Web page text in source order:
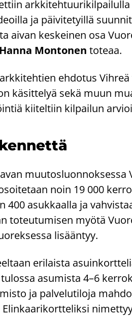
ja päi­vi­te­tyil­lä
aivan kes­kei­nen osa
Hanna Mon­to­nen to­te­aa.
eh­do­tus
kä­sit­te­lyä sekä muun
kii­tel­tiin kil­pai­lun
noin 19 000
400 asuk­kaal­la ja
to­teu­tu­mi­sen myötä
li­sään­tyy.
eri­lais­ta
asu­mis­ta 4–6
ja pal­ve­lu­ti­lo­ja